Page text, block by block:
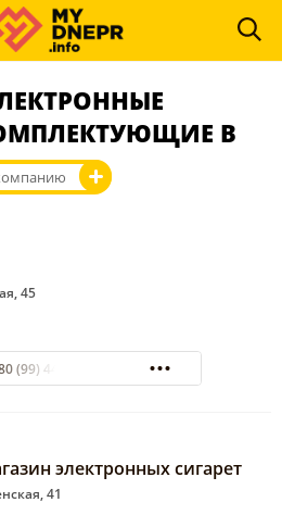
В
45
(99) 4483161
электронных сигарет
41